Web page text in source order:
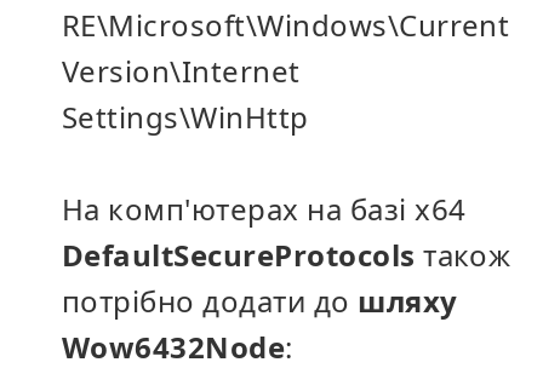
RE\Microsoft\Windows\Current
Version\Internet
Settings\WinHttp
На комп'ютерах на базі x64
DefaultSecureProtocols також
потрібно додати до шляху
Wow6432Node: